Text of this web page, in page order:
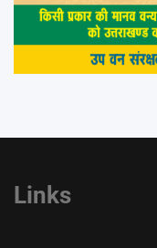
Links